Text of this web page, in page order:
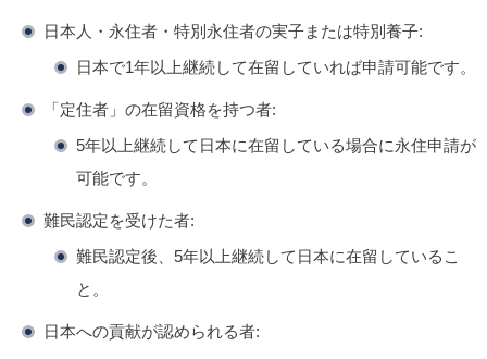
日本人・永住者・特別永住者の実子または特別養子:
日本で1年以上継続して在留 していれば申請可能です。
「定住者」の在留資格を持つ者:
5年以上継続して日本に在留 している場合に永住申請が
可能です。
難民認定を受けた者:
難民認定後、 5年以上継続して日本に在留 しているこ
と。
日本への貢献が認められる者: